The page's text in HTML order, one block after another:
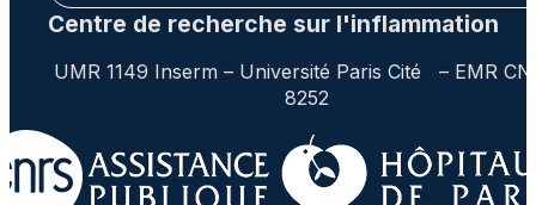
Centre de recherche sur l'inflammation
UMR 1149 Inserm – Université Paris Cité – EMR
8252